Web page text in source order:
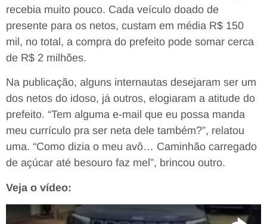
recebia muito pouco. Cada veículo doado de
presente para os netos, custam em média R$ 150
mil, no total, a compra do prefeito pode somar cerca
de R$ 2 milhões.
Na publicação, alguns internautas desejaram ser um
dos netos do idoso, já outros, elogiaram a atitude do
prefeito. “Tem alguma e-mail que eu possa manda
meu currículo pra ser neta dele também?”, relatou
uma. “Como dizia o meu avô… Caminhão carregado
de açúcar até besouro faz mel”, brincou outro.
Veja o vídeo: